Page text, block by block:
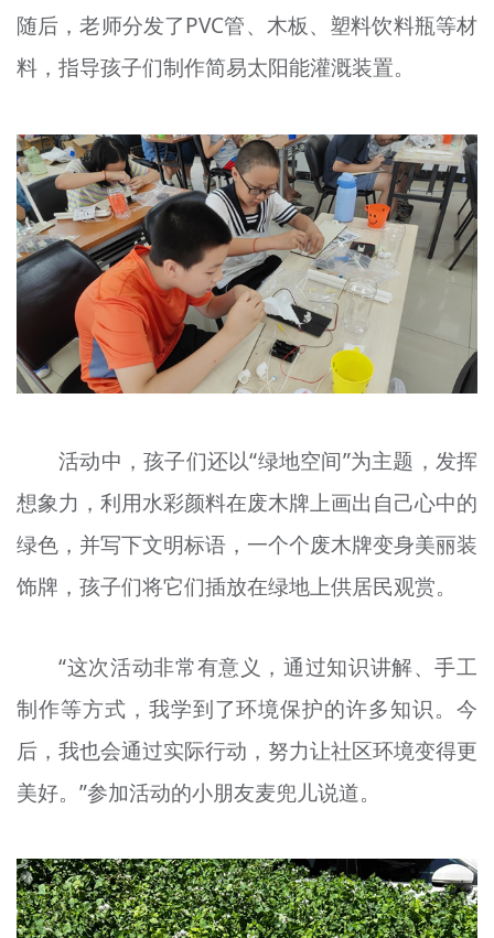
随后，老师分发了PVC管、木板、塑料饮料瓶等材
料，指导孩子们制作简易太阳能灌溉装置。
活动中，孩子们还以“绿地空间”为主题，发挥
想象力，利用水彩颜料在废木牌上画出自己心中的
绿色，并写下文明标语，一个个废木牌变身美丽装
饰牌，孩子们将它们插放在绿地上供居民观赏。
“这次活动非常有意义，通过知识讲解、手工
制作等方式，我学到了环境保护的许多知识。今
后，我也会通过实际行动，努力让社区环境变得更
美好。”参加活动的小朋友麦兜儿说道。